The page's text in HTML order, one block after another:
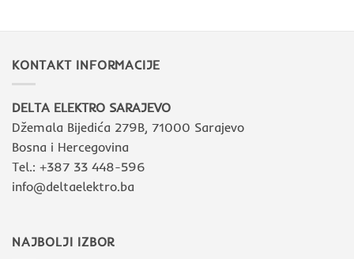
KONTAKT INFORMACIJE
DELTA ELEKTRO SARAJEVO
Džemala Bijedića 279B, 71000 Sarajevo
Bosna i Hercegovina
Tel.: +387 33 448-596
info@deltaelektro.ba
NAJBOLJI IZBOR